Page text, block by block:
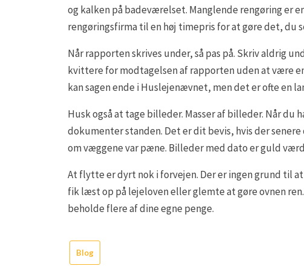
og kalken på badeværelset. Manglende rengøring er
rengøringsfirma til en høj timepris for at gøre det, du
Når rapporten skrives under, så pas på. Skriv aldrig
kvittere for modtagelsen af rapporten uden at være
kan sagen ende i Huslejenævnet, men det er ofte en
Husk også at tage billeder. Masser af billeder. Når du
dokumenter standen. Det er dit bevis, hvis der
om væggene var pæne. Billeder med dato er guld
At flytte er dyrt nok i forvejen. Der er ingen grund til
fik læst op på lejeloven eller glemte at gøre ovnen
beholde flere af dine egne penge.
Blog